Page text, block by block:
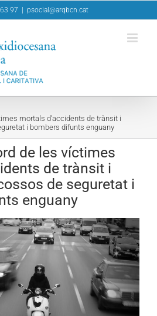
97 psocial@arqbcn.cat
mortals d’accidents de trànsit i
i bombers difunts enguany
de les víctimes
de trànsit i
de seguretat i
enguany